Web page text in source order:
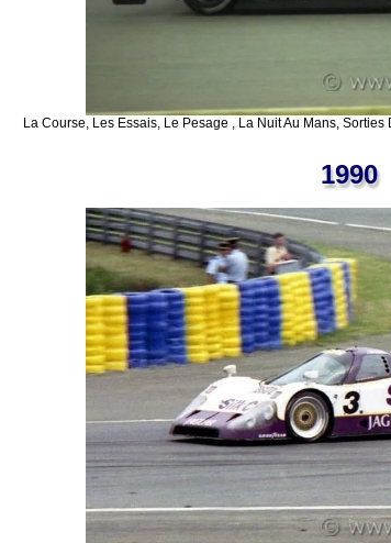
La Course, Les Essais, Le Pesage , La Nuit Au Mans,
1990